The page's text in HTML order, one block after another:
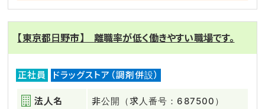
【東京都日野市】 離職率が低く働きやすい職場です。
正社員 ドラッグストア（調剤併設）
法人名 非公開（求人番号：687500）